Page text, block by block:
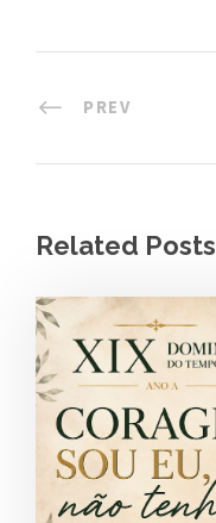
PREV
Related Posts